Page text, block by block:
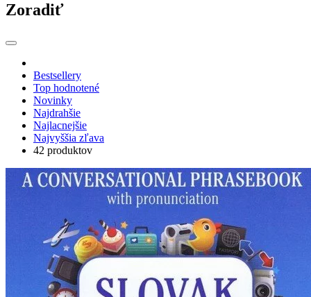
Zoradiť
Bestsellery
Top hodnotené
Novinky
Najdrahšie
Najlacnejšie
Najvyššia zľava
42 produktov